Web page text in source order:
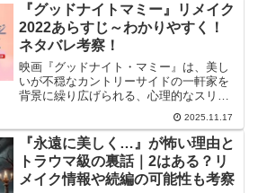
『グッドナイトマミー』リメイク
2022あらすじ～わかりやすく！
ネタバレ考察！
映画『グッドナイト・マミー』は、美し
いが不穏なカントリーサイドの一軒家を
背景に繰り広げられる、心理的なスリラ
ーとホラーの要素を巧みに織り交ぜた作
品です。この映画の舞台は、整形手術を
受けたばかりで顔を包帯で覆った母親
と、彼女を迎える双子の息子...
2025.11.17
『永遠に美しく…』が怖い理由と
トラウマ級の裏話｜2はある？リ
メイク情報や続編の可能性も考察